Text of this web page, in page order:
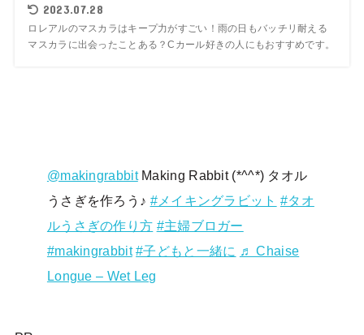
2023.07.28
ロレアルのマスカラはキープ力がすごい！雨の日もバッチリ耐える
マスカラに出会ったことある？Cカール好きの人にもおすすめです。
@makingrabbitMaking Rabbit (*^^*) タオル
うさぎを作ろう♪ #メイキングラビット #タオ
ルうさぎの作り方 #主婦ブロガー
#makingrabbit #子どもと一緒に ♬ Chaise
Longue – Wet Leg